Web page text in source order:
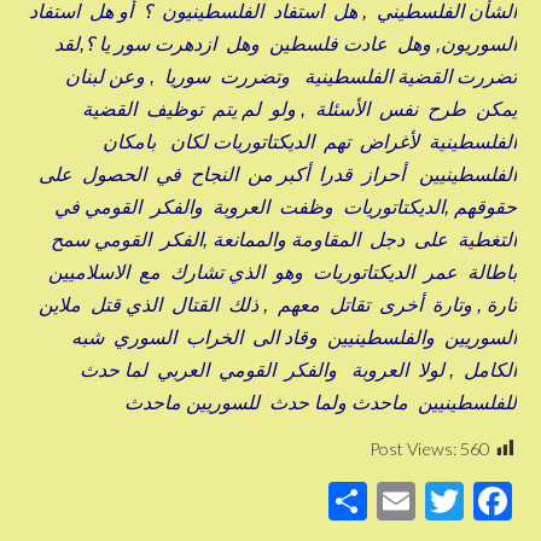
الشأن الفلسطيني , هل استفاد الفلسطينيون ؟ أو هل استفاد
السوريون, وهل عادت فلسطين وهل ازدهرت سور يا ؟,لقد
تضررت القضية الفلسطينية وتضررت سوريا , وعن لبنان
يمكن طرح نفس الأسئلة , ولو لم يتم توظيف القضية
الفلسطينية لأغراض تهم الديكتاتوريات لكان بامكان
الفلسطينيين أحراز قدرا أكبر من النجاح في الحصول على
حقوقهم ,الديكتاتوريات وظفت العروبة والفكر القومي في
التغطية على دجل المقاومة والممانعة ,الفكر القومي سمح
باطالة عمر الديكتاتوريات وهو الذي تشارك مع الاسلاميين
تارة , وتارة أخرى تقاتل معهم , ذلك القتال الذي قتل ملاين
السوريين والفلسطينيين وقاد الى الخراب السوري شبه
الكامل , لولا العروبة والفكر القومي العربي لما حدث
للفلسطينيين ماحدث ولما حدث للسوريين ماحدث
Post Views: 560
F
T
E